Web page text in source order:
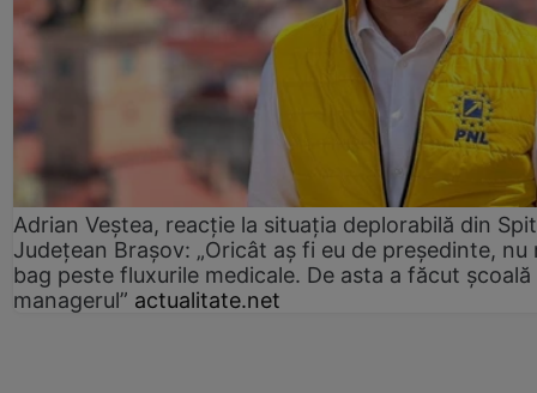
Adrian Veștea, reacție la situația deplorabilă din
Județean Brașov: „Oricât aș fi eu de președinte, nu
bag peste fluxurile medicale. De asta a făcut școală
managerul” actualitate.net